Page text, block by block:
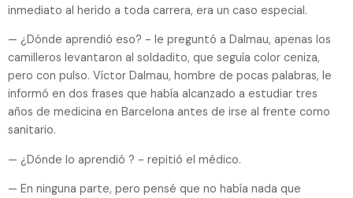
inmediato al herido a toda carrera, era un caso especial.
— ¿Dónde aprendió eso? - le preguntó a Dalmau, apenas los
camilleros levantaron al soldadito, que seguía color ceniza,
pero con pulso. Víctor Dalmau, hombre de pocas palabras, le
informó en dos frases que había alcanzado a estudiar tres
años de medicina en Barcelona antes de irse al frente como
sanitario.
— ¿Dónde lo aprendió ? - repitió el médico.
— En ninguna parte, pero pensé que no había nada que